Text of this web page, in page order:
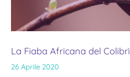
La Fiaba Africana del Colibrì
26 Aprile 2020